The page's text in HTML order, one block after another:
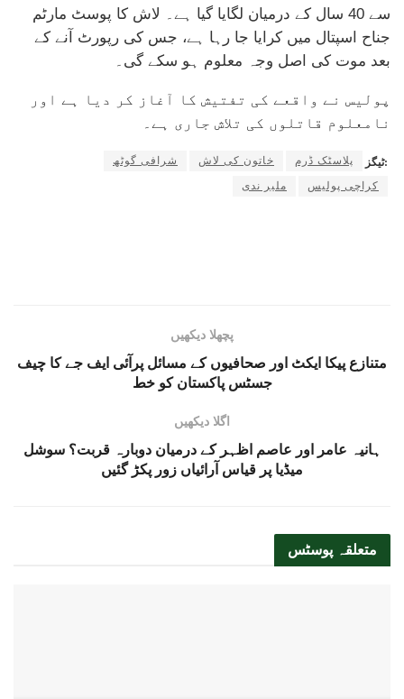
سے 40 سال کے درمیان لگایا گیا ہے۔ لاش کا پوسٹ مارٹم
جناح اسپتال میں کرایا جا رہا ہے، جس کی رپورٹ آنے کے
بعد موت کی اصل وجہ معلوم ہو سکے گی۔
پولیس نے واقعے کی تفتیش کا آغاز کر دیا ہے اور
نامعلوم قاتلوں کی تلاش جاری ہے۔
ٹیگز: پلاسٹک ڈرم خاتون کی لاش
شرافی گوٹھ
کراچی پولیس
ملیر ندی
پچھلا دیکھیں
متنازع پیکا ایکٹ اور صحافیوں کے مسائل پرآئی ایف جے کا چیف
جسٹس پاکستان کو خط
اگلا دیکھیں
ہانیہ عامر اور عاصم اظہر کے درمیان دوبارہ قربت؟ سوشل
میڈیا پر قیاس آرائیاں زور پکڑ گئیں
متعلقہ پوسٹس